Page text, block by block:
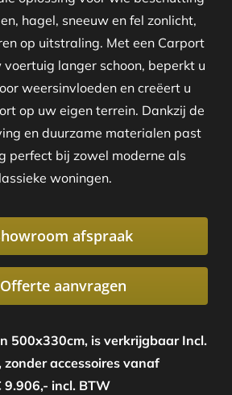
hagel, sneeuw en fel zonlicht,
op uitstraling. Met een Carport
langer schoon, beperkt u
weersinvloeden en creëert u
op uw eigen terrein. Dankzij de
en duurzame materialen past
perfect bij zowel moderne als
woningen.
afspraak
Offerte aanvragen
500x330cm, is verkrijgbaar Incl.
zonder accessoires vanaf
9.906,- incl. BTW